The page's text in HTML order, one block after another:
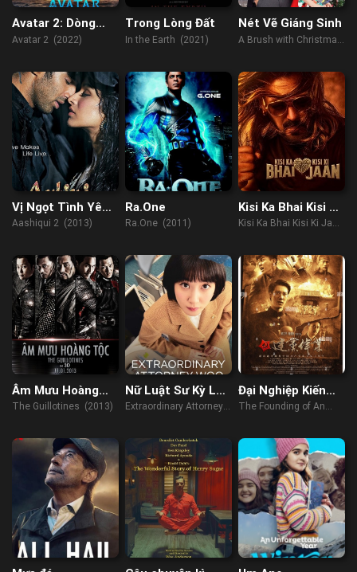
Avatar 2: Dòng
Chảy Của Nước
Avatar 2 (2022)
Trong Lòng Đất
In the Earth (2021)
Nét Vẽ Giáng Sinh
A Brush with Christmas
Vị Ngọt Tình Yêu
2
Aashiqui 2 (2013)
Ra.One
Ra.One (2011)
Kisi Ka Bhai Kisi Ki
Jaan
Kisi Ka Bhai Kisi Ki Jaan
Âm Mưu Hoàng
Tộc
The Guillotines (2013)
Nữ Luật Sư Kỳ Lạ
Woo Young Woo
Extraordinary Attorney
Đại Nghiệp Kiến
Quân
The Founding of An